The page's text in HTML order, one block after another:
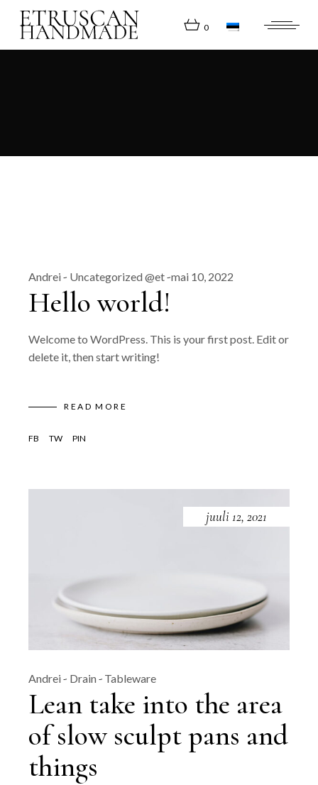
content
0
Andrei Uncategorized @et mai 10, 2022
Hello world!
Welcome to WordPress. This is your first post. Edit or
delete it, then start writing!
READ MORE
FB TW PIN
juuli 12, 2021
Andrei Drain Tableware
Lean take into the area
of slow sculpt pans and
things